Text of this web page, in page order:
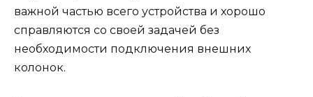
важной частью всего устройства и хорошо
справляются со своей задачей без
необходимости подключения внешних
колонок.